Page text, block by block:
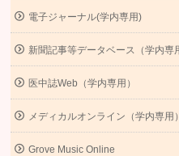
電子ジャーナル(学内専用)
新聞記事等データベース（学内専
医中誌Web（学内専用）
メディカルオンライン（学内専用）
Grove Music Online